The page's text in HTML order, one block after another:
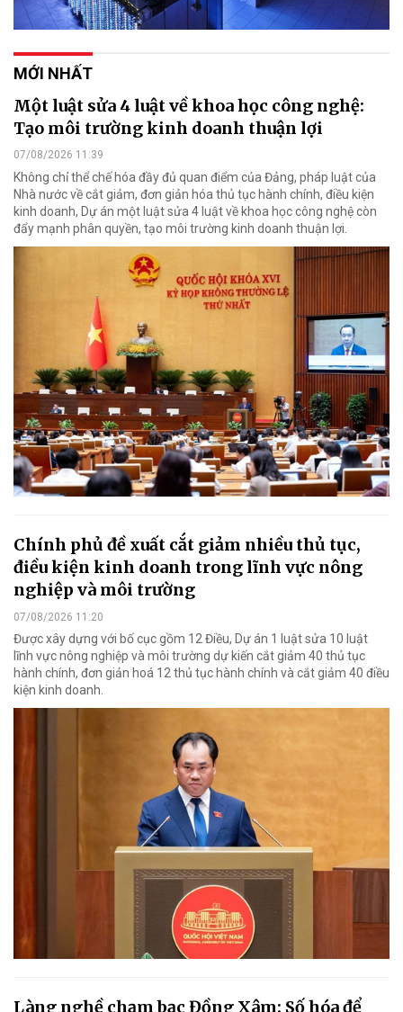
MỚI NHẤT
Một luật sửa 4 luật về khoa học công nghệ:
Tạo môi trường kinh doanh thuận lợi
07/08/2026 11:39
Không chỉ thể chế hóa đầy đủ quan điểm của Đảng, pháp luật của
Nhà nước về cắt giảm, đơn giản hóa thủ tục hành chính, điều kiện
kinh doanh, Dự án một luật sửa 4 luật về khoa học công nghệ còn
đẩy mạnh phân quyền, tạo môi trường kinh doanh thuận lợi.
Chính phủ đề xuất cắt giảm nhiều thủ tục,
điều kiện kinh doanh trong lĩnh vực nông
nghiệp và môi trường
07/08/2026 11:20
Được xây dựng với bố cục gồm 12 Điều, Dự án 1 luật sửa 10 luật
lĩnh vực nông nghiệp và môi trường dự kiến cắt giảm 40 thủ tục
hành chính, đơn giản hoá 12 thủ tục hành chính và cắt giảm 40 điều
kiện kinh doanh.
Làng nghề chạm bạc Đồng Xâm: Số hóa để